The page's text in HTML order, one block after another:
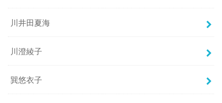
川井田夏海
川澄綾子
巽悠衣子